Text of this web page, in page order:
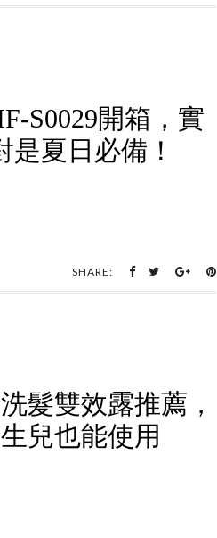
S0029開箱，實
夏日必備！
SHARE:
髮雙效露推薦，
兒也能使用